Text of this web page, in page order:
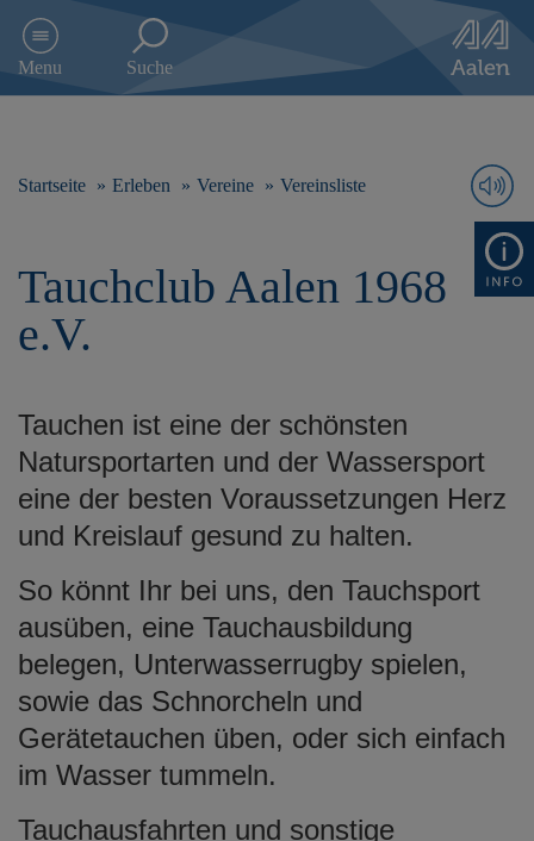
e
n
Menu Suche
Startseite Erleben Vereine Vereinsliste
Tauchclub Aalen 1968
e.V.
Tauchen ist eine der schönsten
Natursportarten und der Wassersport
eine der besten Voraussetzungen Herz
und Kreislauf gesund zu halten.
So könnt Ihr bei uns, den Tauchsport
ausüben, eine Tauchausbildung
belegen, Unterwasserrugby spielen,
sowie das Schnorcheln und
Gerätetauchen üben, oder sich einfach
im Wasser tummeln.
Tauchausfahrten und sonstige